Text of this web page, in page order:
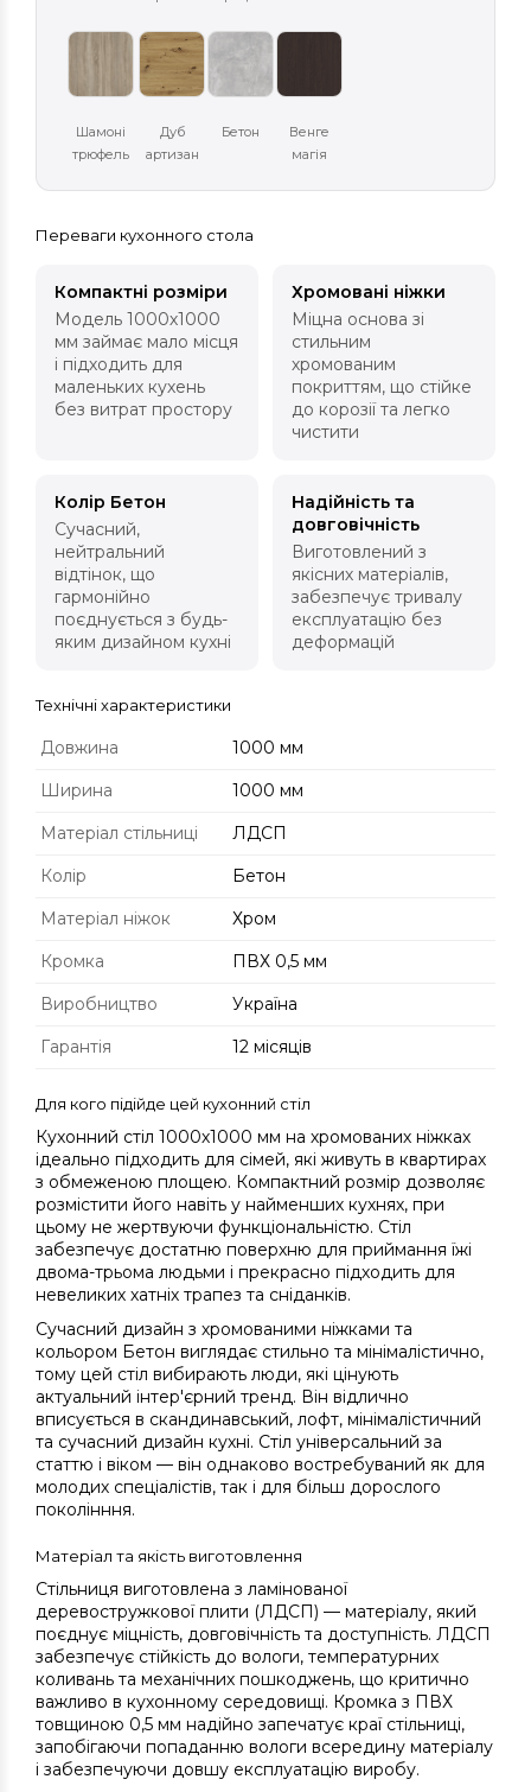
Шамоні
трюфель
Дуб
артизан
Бетон
Венге
магія
Переваги кухонного стола
Компактні розміри
Модель 1000х1000
мм займає мало місця
і підходить для
маленьких кухень
без витрат простору
Хромовані ніжки
Міцна основа зі
стильним
хромованим
покриттям, що стійке
до корозії та легко
чистити
Колір Бетон
Сучасний,
нейтральний
відтінок, що
гармонійно
поєднується з будь-
яким дизайном кухні
Надійність та
довговічність
Виготовлений з
якісних матеріалів,
забезпечує тривалу
експлуатацію без
деформацій
Технічні характеристики
Довжина
1000 мм
Ширина
1000 мм
Матеріал стільниці
ЛДСП
Колір
Бетон
Матеріал ніжок
Хром
Кромка
ПВХ 0,5 мм
Виробництво
Україна
Гарантія
12 місяців
Для кого підійде цей кухонний стіл
Кухонний стіл 1000х1000 мм на хромованих ніжках
ідеально підходить для сімей, які живуть в квартирах
з обмеженою площею. Компактний розмір дозволяє
розмістити його навіть у найменших кухнях, при
цьому не жертвуючи функціональністю. Стіл
забезпечує достатню поверхню для приймання їжі
двома-трьома людьми і прекрасно підходить для
невеликих хатніх трапез та сніданків.
Сучасний дизайн з хромованими ніжками та
кольором Бетон виглядає стильно та мінімалістично,
тому цей стіл вибирають люди, які цінують
актуальний інтер'єрний тренд. Він відлично
вписується в скандинавський, лофт, мінімалістичний
та сучасний дизайн кухні. Стіл універсальний за
статтю і віком — він однаково востребуваний як для
молодих спеціалістів, так і для більш дорослого
поколінння.
Матеріал та якість виготовлення
Стільниця виготовлена з ламінованої
деревостружкової плити (ЛДСП) — матеріалу, який
поєднує міцність, довговічність та доступність. ЛДСП
забезпечує стійкість до вологи, температурних
коливань та механічних пошкоджень, що критично
важливо в кухонному середовищі. Кромка з ПВХ
товщиною 0,5 мм надійно запечатує краї стільниці,
запобігаючи попаданню вологи всередину матеріалу
і забезпечуючи довшу експлуатацію виробу.